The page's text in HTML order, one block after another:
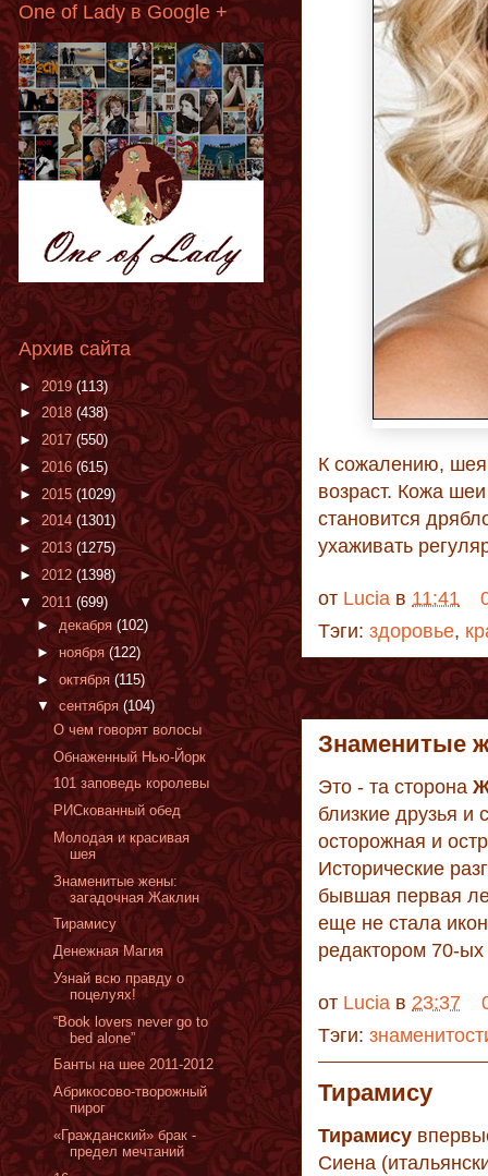
К сожалению, шея
возраст. Кожа
становится
ухаживать
от Lucia в 11:41
Тэги: здоровье,
Знаменитые
Это - та сторона
близкие друзья и
осторожная и
Исторические
бывшая первая
еще не стала
редактором 70-
от Lucia в 23:37
Тэги:
Тирамису
Тирамису
Сиена
One of Lady в Google +
Архив сайта
► 2019 (113)
►2018 (438)
► 2017 (550)
► 2016(615)
► 2015 (1029)
►2014 (1301)
► 2013 (1275)
► 2012 (1398)
▼ 2011 (699)
► декабря(102)
► ноября (122)
► октября(115)
▼ сентября (104)
О чем говорят волосы
Обнаженный Нью-Йорк
101 заповедь королевы
РИСкованный обед
Молодая и красивая
шея
Знаменитые жены:
загадочная Жаклин
Тирамису
Денежная Магия
Узнай всю правду о
поцелуях!
“Book lovers never go to
bed alone”
Банты на шее 2011-2012
Абрикосово-творожный
пирог
«Гражданский» брак -
предел мечтаний